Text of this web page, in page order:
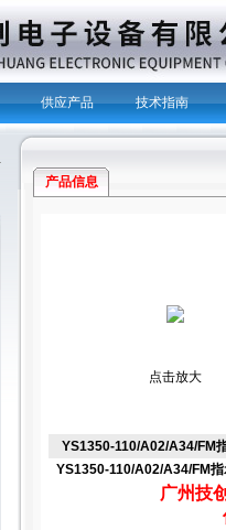
供应产品 技术指南
产品信息
点击放大
YS1350-110/A02/A34/FM
YS1350-110/A02/A34/FM
广州技